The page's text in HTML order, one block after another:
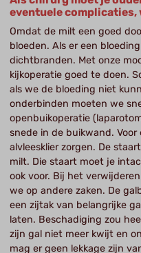
eventuele complicaties,
Omdat de milt een goed
bloeden. Als er een
dichtbranden. Met onze
kijkoperatie goed te doen.
als we de bloeding niet
onderbinden moeten we
openbuikoperatie
snede in de buikwand.
alvleesklier zorgen. De
milt. Die staart moet je
ook voor. Bij het
we op andere zaken. De
een zijtak van belangrijke
laten. Beschadiging zou
zijn gal niet meer kwijt en
mag er geen lekkage zijn